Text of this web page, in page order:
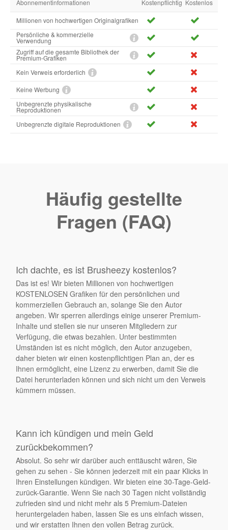
Abonnementinformationen Kostenpflichtig Kostenlos
Millionen von hochwertigen Originalgrafiken
Persönliche & kommerzielle
Verwendung
Zugriff auf die gesamte Bibliothek der
Premium-Grafiken
Kein Verweis erforderlich
Keine Werbung
Unbegrenzte physikalische
Reproduktionen
Unbegrenzte digitale Reproduktionen
Häufig gestellte
Fragen (FAQ)
Ich dachte, es ist Brusheezy kostenlos?
Das ist es! Wir bieten Millionen von hochwertigen
KOSTENLOSEN Grafiken für den persönlichen und
kommerziellen Gebrauch an, solange Sie den Autor
angeben. Wir sperren allerdings einige unserer Premium-
Inhalte und stellen sie nur unseren Mitgliedern zur
Verfügung, die etwas bezahlen. Unter bestimmten
Umständen ist es nicht möglich, den Autor anzugeben,
daher bieten wir einen kostenpflichtigen Plan an, der es
Ihnen ermöglicht, eine Lizenz zu erwerben, damit Sie die
Datei herunterladen können und sich nicht um den Verweis
kümmern müssen.
Kann ich kündigen und mein Geld
zurückbekommen?
Absolut. So sehr wir darüber auch enttäuscht wären, Sie
gehen zu sehen - Sie können jederzeit mit ein paar Klicks in
Ihren Einstellungen kündigen. Wir bieten eine 30-Tage-Geld-
zurück-Garantie. Wenn Sie nach 30 Tagen nicht vollständig
zufrieden sind und nicht mehr als 5 Premium-Dateien
heruntergeladen haben, lassen Sie es uns einfach wissen,
und wir erstatten Ihnen den vollen Betrag zurück.